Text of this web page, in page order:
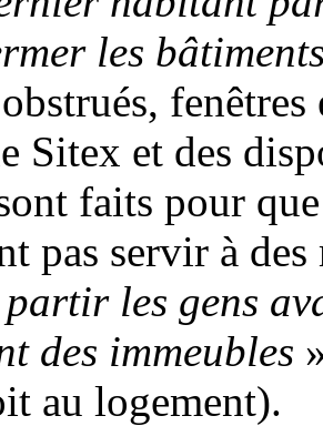
les
Sitex et des
faits pour
pas servir à
les gens
des immeubles
au logement).